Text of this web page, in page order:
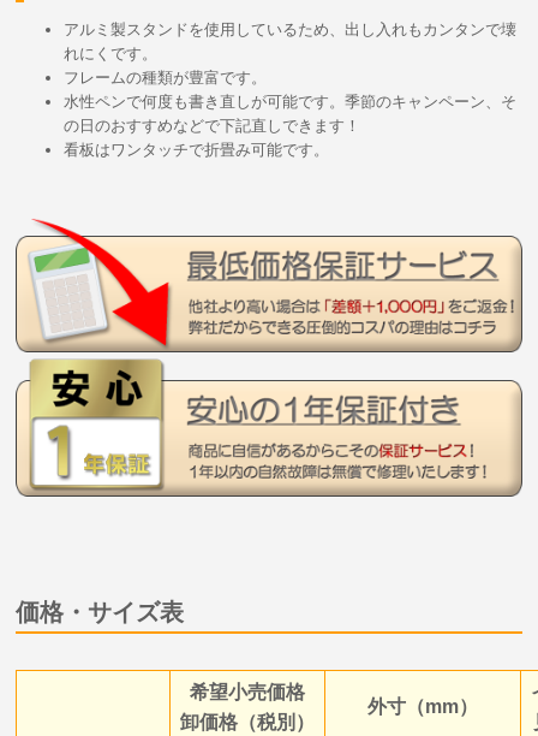
アルミ製スタンドを使用しているため、出し入れもカンタンで壊
れにくです。
フレームの種類が豊富です。
水性ペンで何度も書き直しが可能です。季節のキャンペーン、そ
の日のおすすめなどで下記直しできます！
看板はワンタッチで折畳み可能です。
価格・サイズ表
希望小売価格
卸価格（税別）
外寸（mm）